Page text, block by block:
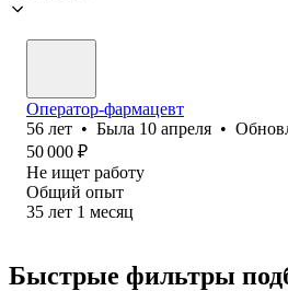
Оператор-фармацевт
56 лет • Была 10 апреля •
50 000 ₽
Не ищет работу
Общий опыт
35 лет 1 месяц
Быстрые фильтры